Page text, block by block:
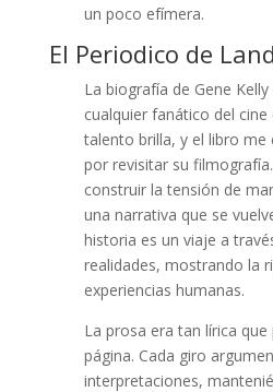
un poco efímera.
El Periodico de
La biografía de Gene
cualquier fanático del
talento brilla, y el libro
por revisitar su
construir la tensión de
una narrativa que se
historia es un viaje a
realidades, mostrando la
experiencias humanas.
La prosa era tan lírica
página. Cada giro
interpretaciones,